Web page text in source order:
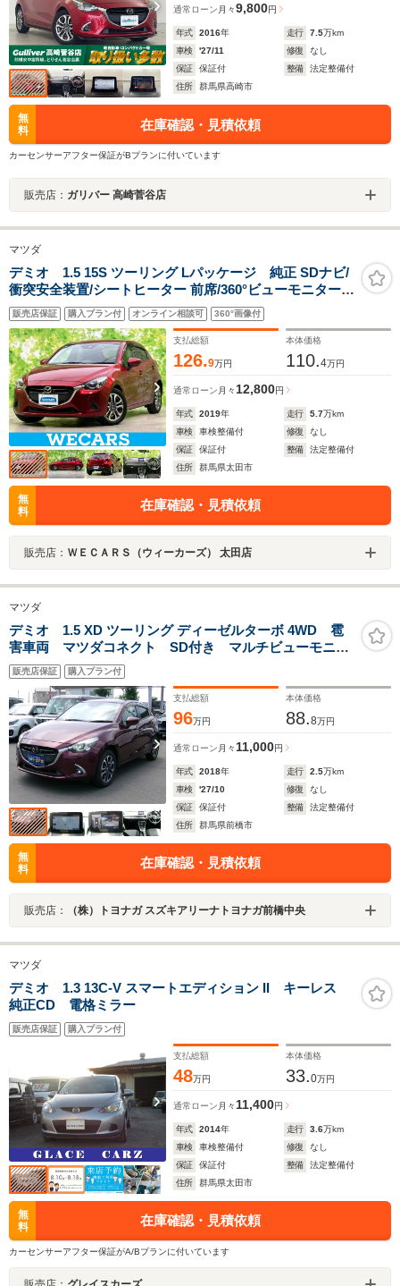
通常ローン 月々9,800円
年式 2016年 走行 7.5万km
車検
'27/11 修復
なし
保証
保証付 整備
法定整備付
住所
群馬県高崎市
無
料
在庫確認・見積依頼
カーセンサーアフター保証がBプランに付いています
販売店： ガリバー 高崎菅谷店
マツダ
デミオ 1.5 15S ツーリング Lパッケージ 純正 SDナビ/
衝突安全装置/シートヒーター 前席/360°ビューモニター/
車線逸脱防止支援システム/シート ハーフレザー/ドライブ
レコーダー 純正/ヘッドランプ LED/Bluetooth接続
販売店保証 購入プラン付 オンライン相談可 360°画像付
支払総額
126.9万円
本体価格
110.4万円
通常ローン 月々 12,800円
年式 2019年 走行 5.7万km
車検
車検整備付 修復
なし
保証
保証付 整備
法定整備付
住所
群馬県太田市
無
料
在庫確認・見積依頼
販売店： ＷＥＣＡＲＳ（ウィーカーズ） 太田店
マツダ
デミオ 1.5 XD ツーリング ディーゼルターボ 4WD 雹
害車両 マツダコネクト SD付き マルチビューモニタ
ー 衝突被害軽減ブレーキ ETC マツダ純正ドライブ
レコーダー フロアマット ドアバイザー シートヒー
ター
販売店保証 購入プラン付
支払総額
96万円
本体価格
88.8万円
通常ローン 月々 11,000円
年式 2018年 走行 2.5万km
車検
'27/10 修復
なし
保証
保証付 整備
法定整備付
住所
群馬県前橋市
無
料
在庫確認・見積依頼
販売店： （株）トヨナガ スズキアリーナトヨナガ前橋中央
マツダ
デミオ 1.3 13C-V スマートエディション II キーレス
純正CD 電格ミラー
販売店保証 購入プラン付
支払総額
48万円
本体価格
33.0万円
通常ローン 月々 11,400円
年式 2014年 走行 3.6万km
車検
車検整備付 修復
なし
保証
保証付 整備
法定整備付
住所
群馬県太田市
無
料
在庫確認・見積依頼
カーセンサーアフター保証がA/Bプランに付いています